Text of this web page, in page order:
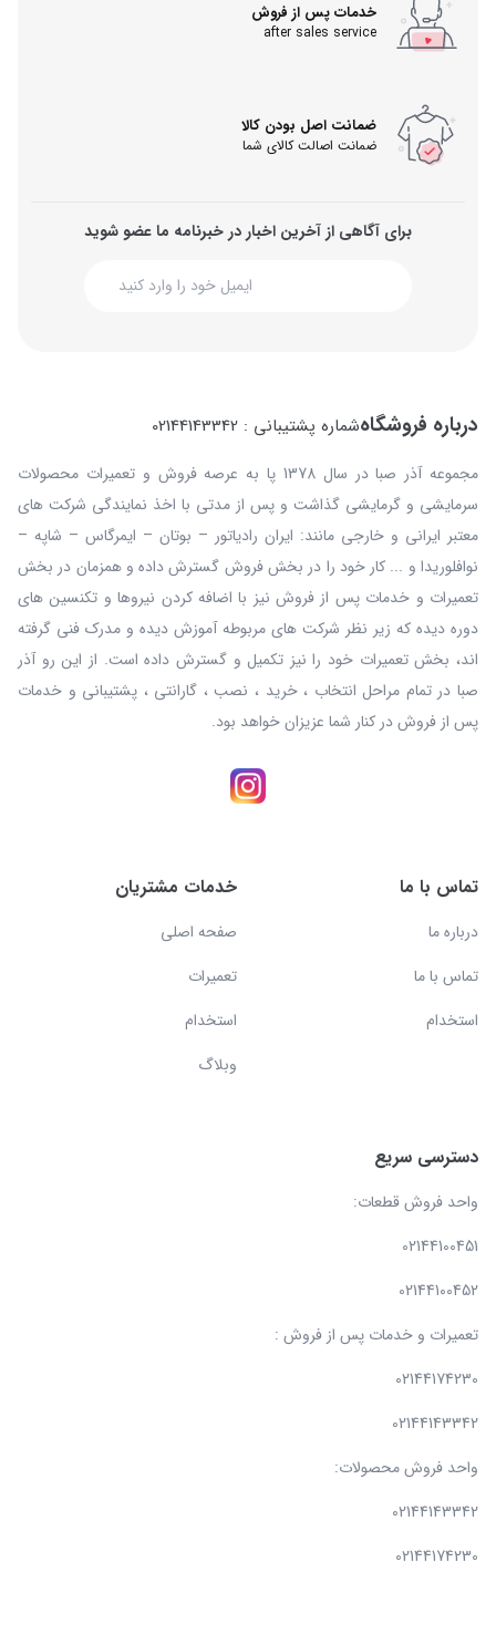
خدمات پس از فروش
after sales service
ضمانت اصل بودن کالا
ضمانت اصالت کالای شما
برای آگاهی از آخرین اخبار در خبرنامه ما عضو شوید
درباره فروشگاهشماره پشتیبانی : 02144143342
مجموعه آذر صبا در سال 1378 پا به عرصه فروش و تعمیرات محصولات
سرمایشی و گرمایشی گذاشت و پس از مدتی با اخذ نمایندگی شرکت های
معتبر ایرانی و خارجی مانند: ایران رادیاتور – بوتان – ایمرگاس – شاپه –
نوافلوریدا و ... کار خود را در بخش فروش گسترش داده و همزمان در بخش
تعمیرات و خدمات پس از فروش نیز با اضافه کردن نیروها و تکنسین های
دوره دیده که زیر نظر شرکت های مربوطه آموزش دیده و مدرک فنی گرفته
اند، بخش تعمیرات خود را نیز تکمیل و گسترش داده است. از این رو آذر
صبا در تمام مراحل انتخاب ، خرید ، نصب ، گارانتی ، پشتیبانی و خدمات
پس از فروش در کنار شما عزیزان خواهد بود.
تماس با ما
درباره ما
تماس با ما
استخدام
خدمات مشتریان
صفحه اصلی
تعمیرات
استخدام
وبلاگ
دسترسی سریع
واحد فروش قطعات:
02144100451
02144100452
تعمیرات و خدمات پس از فروش :
02144174230
02144143342
واحد فروش محصولات:
02144143342
02144174230